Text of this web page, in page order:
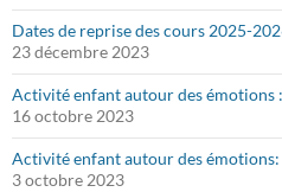
Dates de reprise des cours 2025-
23 décembre 2023
Activité enfant autour des émotions
16 octobre 2023
Activité enfant autour des
3 octobre 2023